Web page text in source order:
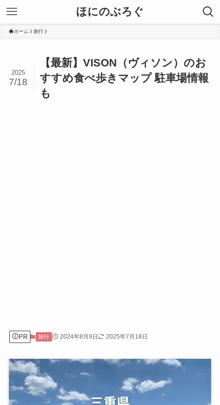
ほにのぶろぐ
ホーム 旅行
【最新】VISON（ヴィソン）のお
すすめ食べ歩きマップ 駐車場情報
も
2025
7/18
PR 旅行 2024年8月9日 2025年7月18日